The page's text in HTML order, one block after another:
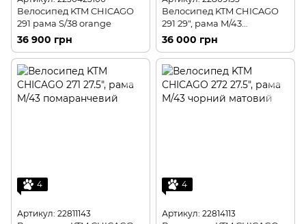
Велосипед KTM CHICAGO
291 рама S/38 orange
36 900 грн
Велосипед KTM CHICAGO
291 29", рама M/43
помаранчевий
36 000 грн
4
Артикул: 22811143
4
Артикул: 22814113